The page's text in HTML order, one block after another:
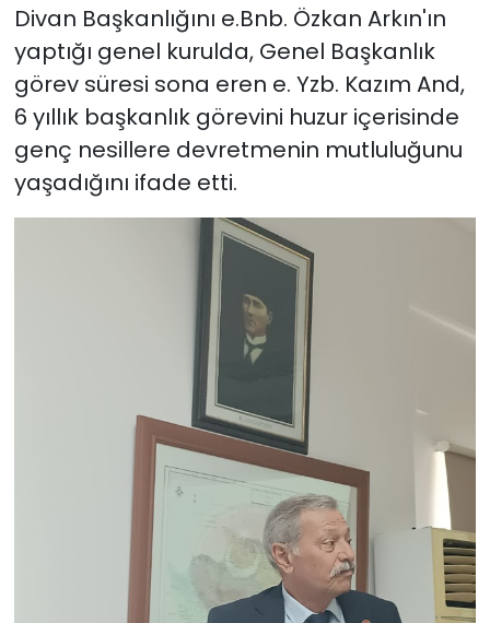
Divan Başkanlığını e.Bnb. Özkan Arkın'ın
yaptığı genel kurulda, Genel Başkanlık
görev süresi sona eren e. Yzb. Kazım And,
6 yıllık başkanlık görevini huzur içerisinde
genç nesillere devretmenin mutluluğunu
yaşadığını ifade etti.
TÜRKiYE
Video Galeri
YAŞAM
Yazarlar